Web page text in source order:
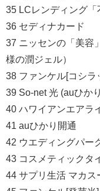
35 LCレンディング「
36 セディナカード
37 ニッセンの「美容
様の潤ジェル）
38 ファンケル[コシラ
39 So-net 光 (auひかり
40 ハワイアンエアラ
41 auひかり開通
42 ウエディングパー
43 コスメティックタ
44 サプリ生活 マカス